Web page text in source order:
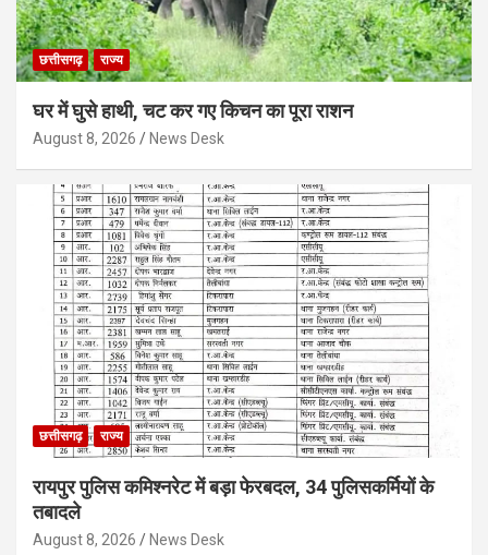
छत्तीसगढ़ राज्य
घर में घुसे हाथी, चट कर गए किचन का पूरा राशन
August 8, 2026 News Desk
छत्तीसगढ़ राज्य
रायपुर पुलिस कमिश्नरेट में बड़ा फेरबदल, 34 पुलिसकर्मियों के
तबादले
August 8, 2026 News Desk